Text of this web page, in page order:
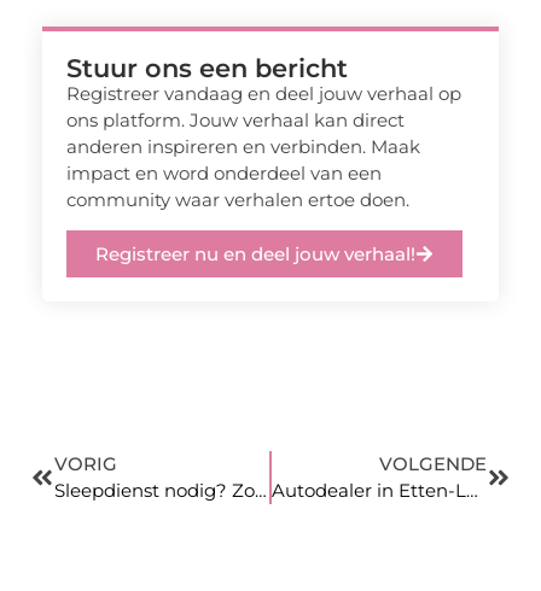
Stuur ons een bericht
Registreer vandaag en deel jouw verhaal op
ons platform. Jouw verhaal kan direct
anderen inspireren en verbinden. Maak
impact en word onderdeel van een
community waar verhalen ertoe doen.
Registreer nu en deel jouw verhaal!
VORIG
Sleepdienst nodig? Zo geregeld!
VOLGENDE
Autodealer in Etten-Leur voor het verkopen van campers